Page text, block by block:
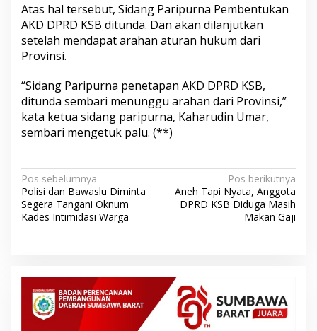
Atas hal tersebut, Sidang Paripurna Pembentukan
AKD DPRD KSB ditunda. Dan akan dilanjutkan
setelah mendapat arahan aturan hukum dari
Provinsi.
“Sidang Paripurna penetapan AKD DPRD KSB,
ditunda sembari menunggu arahan dari Provinsi,”
kata ketua sidang paripurna, Kaharudin Umar,
sembari mengetuk palu. (**)
N
a
v
a
Pos sebelumnya
Polisi dan Bawaslu Diminta
Segera Tangani Oknum
Kades Intimidasi Warga
Pos berikutnya
Aneh Tapi Nyata, Anggota
DPRD KSB Diduga Masih
Makan Gaji